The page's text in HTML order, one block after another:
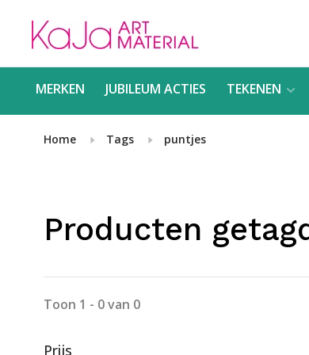
MERKEN JUBILEUM ACTIES TEKENEN
Home Tags puntjes
Producten
Toon 1 - 0 van 0
Prijs